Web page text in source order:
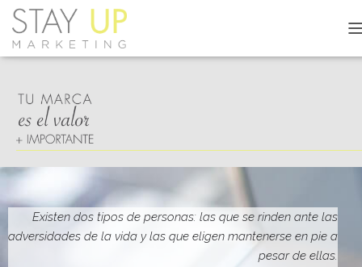
A
M
D
E
N
A
Existen dos tipos de personas: las que se rinden ante las
adversidades de la vida y las que eligen mantenerse en pie a
pesar de ellas.